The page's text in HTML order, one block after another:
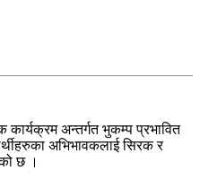
अन्तर्गत भुकम्प प्रभावित
अभिभावकलाई सिरक र
छ ।